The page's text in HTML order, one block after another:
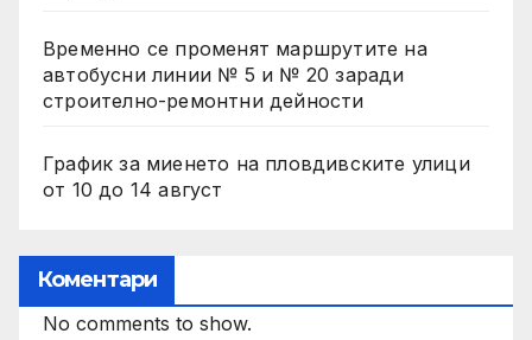
Временно се променят маршрутите на
автобусни линии № 5 и № 20 заради
строително-ремонтни дейности
График за миенето на пловдивските улици
от 10 до 14 август
Коментари
No comments to show.